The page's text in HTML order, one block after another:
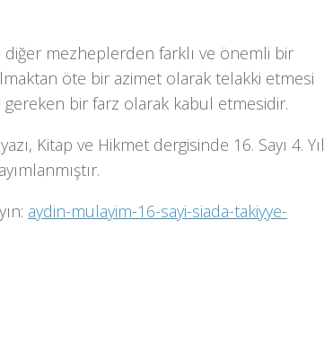
diğer mezheplerden farklı ve önemli bir
öte bir azimet olarak telakki etmesi
bir farz olarak kabul etmesidir.
Kitap ve Hikmet dergisinde 16. Sayı 4. Yıl
aydin-mulayim-16-sayi-siada-takiyye-